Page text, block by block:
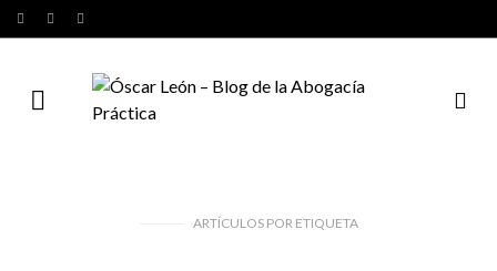
ARTÍCULOS PORETIQUETA